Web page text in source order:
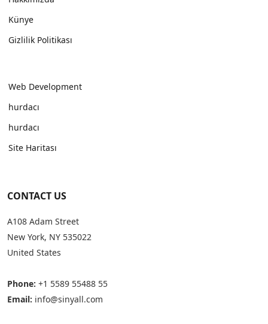
Künye
Gizlilik Politikası
Web Development
hurdacı
hurdacı
Site Haritası
CONTACT US
A108 Adam Street
New York, NY 535022
United States
Phone: +1 5589 55488 55
Email: info@sinyall.com